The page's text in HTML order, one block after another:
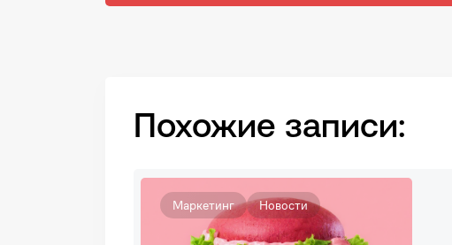
Похожие записи:
Маркетинг Новости